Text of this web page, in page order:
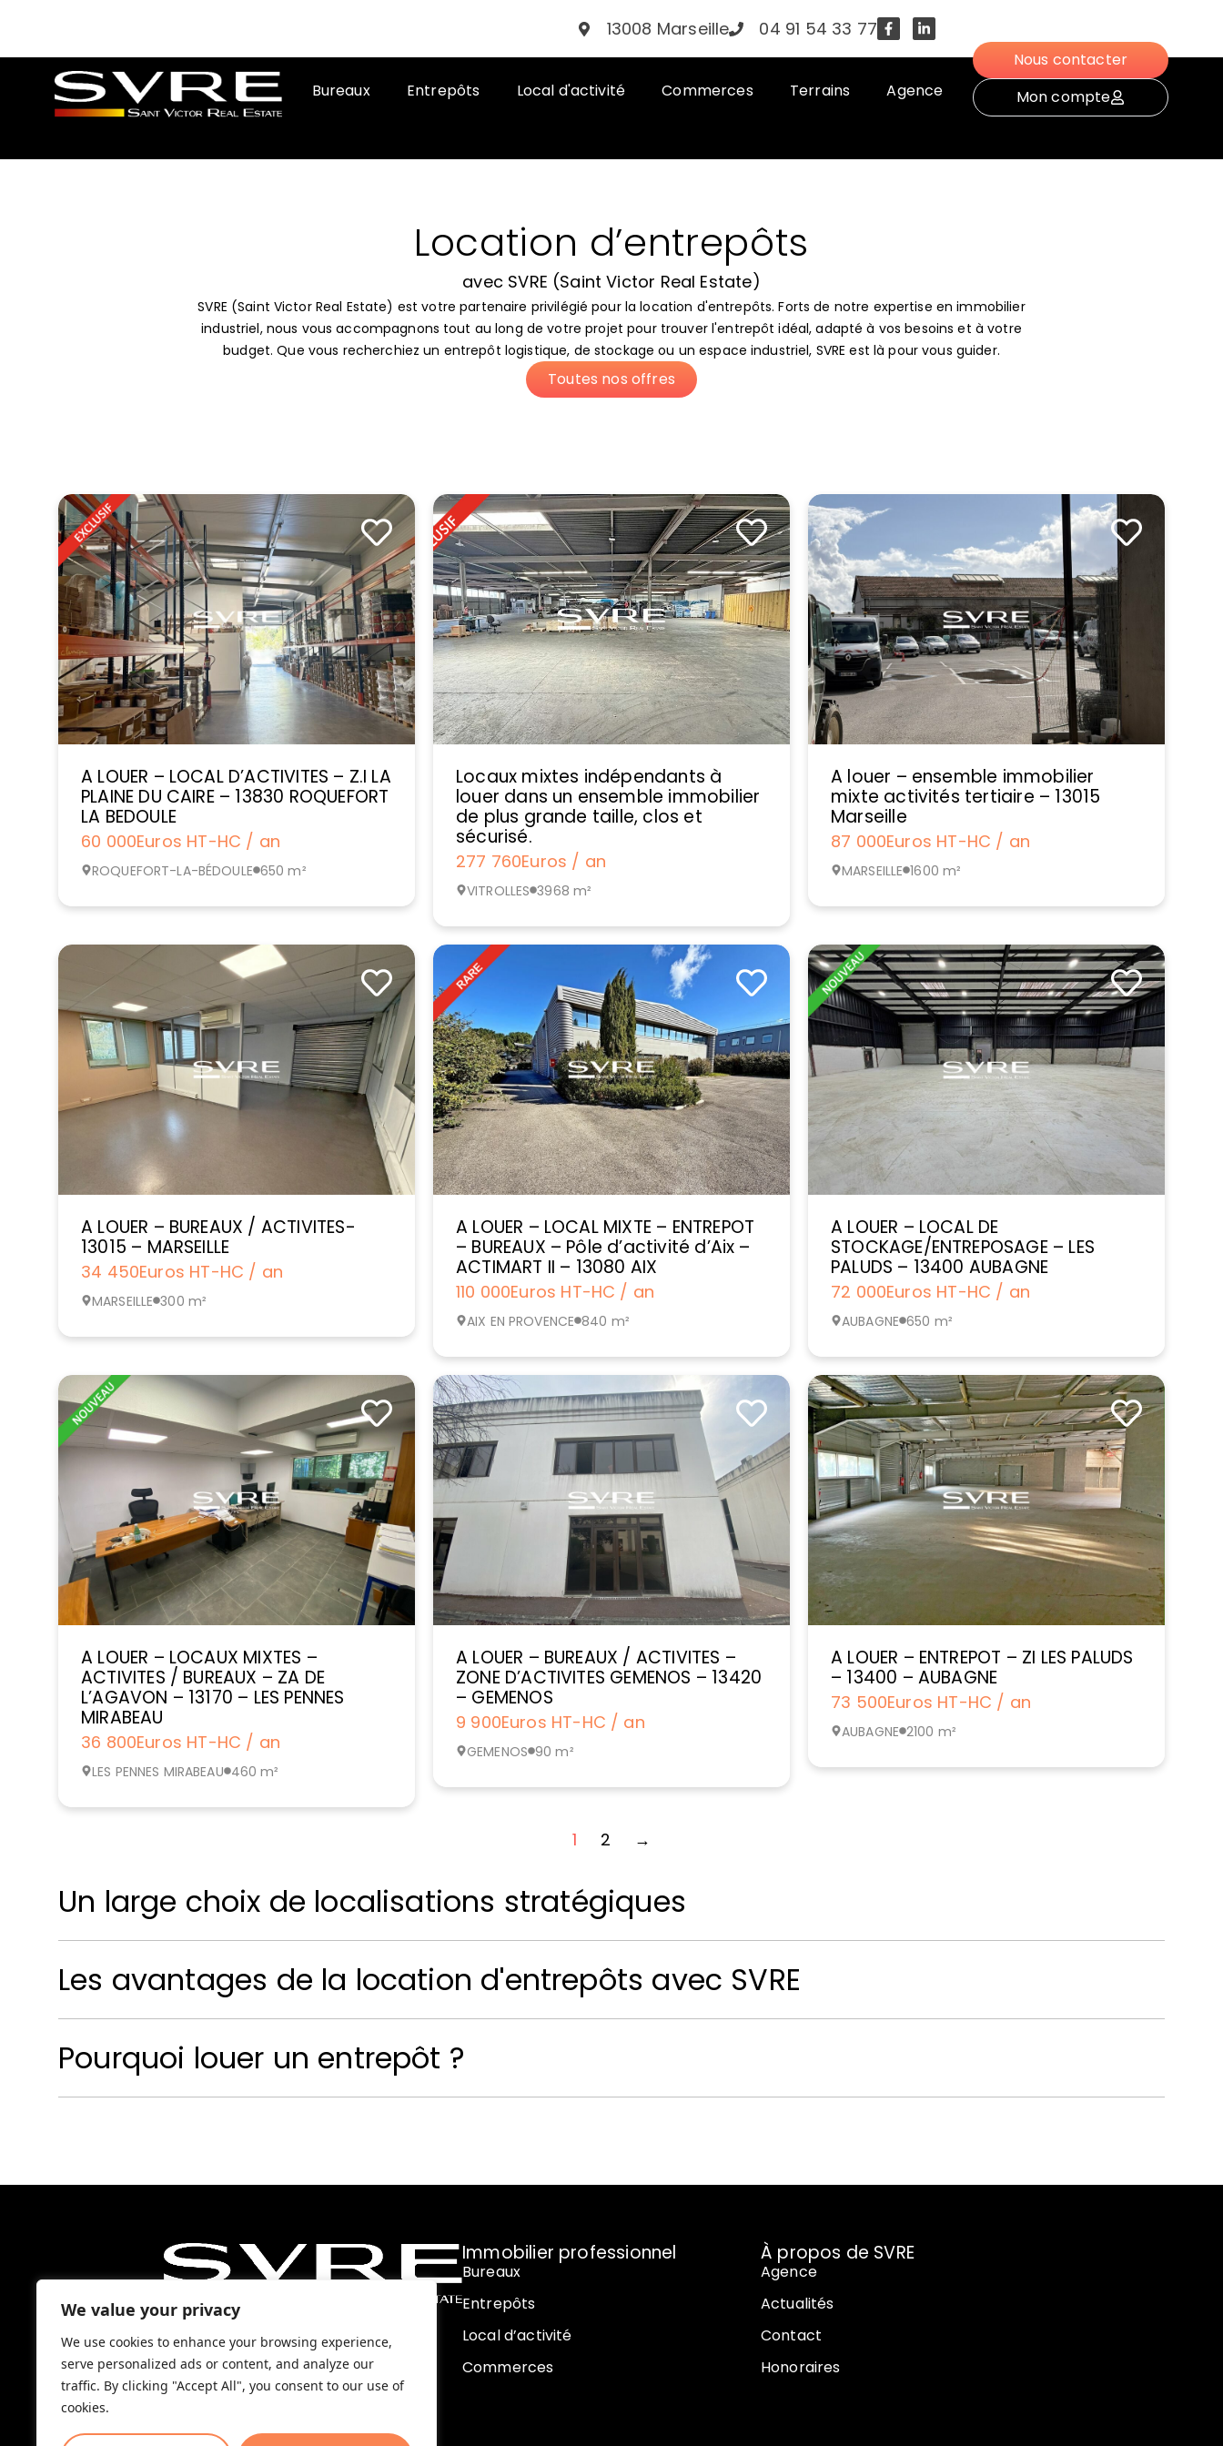
We value your privacy
We use cookies to enhance your browsing experience,
serve personalized ads or content, and analyze our
traffic. By clicking "Accept All", you consent to our use of
cookies.
13008 Marseille 04 91 54 33 77
Bureaux Entrepôts Local d'activité Commerces Terrains Agence
Nous contacter
Mon compte
Location d’entrepôts
avec SVRE (Saint Victor Real Estate)
SVRE (Saint Victor Real Estate) est votre partenaire privilégié pour la location d'entrepôts. Forts de notre expertise en immobilier
industriel, nous vous accompagnons tout au long de votre projet pour trouver l'entrepôt idéal, adapté à vos besoins et à votre
budget. Que vous recherchiez un entrepôt logistique, de stockage ou un espace industriel, SVRE est là pour vous guider.
Toutes nos offres
A LOUER – LOCAL D’ACTIVITES – Z.I LA
PLAINE DU CAIRE – 13830 ROQUEFORT
LA BEDOULE
60 000Euros HT-HC / an
ROQUEFORT-LA-BÉDOULE 650 m²
Locaux mixtes indépendants à
louer dans un ensemble immobilier
de plus grande taille, clos et
sécurisé.
277 760Euros / an
VITROLLES 3968 m²
A louer – ensemble immobilier
mixte activités tertiaire – 13015
Marseille
87 000Euros HT-HC / an
MARSEILLE 1600 m²
A LOUER – BUREAUX / ACTIVITES-
13015 – MARSEILLE
34 450Euros HT-HC / an
MARSEILLE 300 m²
A LOUER – LOCAL MIXTE – ENTREPOT
– BUREAUX – Pôle d’activité d’Aix –
ACTIMART II – 13080 AIX
110 000Euros HT-HC / an
AIX EN PROVENCE 840 m²
A LOUER – LOCAL DE
STOCKAGE/ENTREPOSAGE – LES
PALUDS – 13400 AUBAGNE
72 000Euros HT-HC / an
AUBAGNE 650 m²
A LOUER – LOCAUX MIXTES –
ACTIVITES / BUREAUX – ZA DE
L’AGAVON – 13170 – LES PENNES
MIRABEAU
36 800Euros HT-HC / an
LES PENNES MIRABEAU 460 m²
A LOUER – BUREAUX / ACTIVITES –
ZONE D’ACTIVITES GEMENOS – 13420
– GEMENOS
9 900Euros HT-HC / an
GEMENOS 90 m²
A LOUER – ENTREPOT – ZI LES PALUDS
– 13400 – AUBAGNE
73 500Euros HT-HC / an
AUBAGNE 2100 m²
1 2 →
Un large choix de localisations stratégiques
Les avantages de la location d'entrepôts avec SVRE
Pourquoi louer un entrepôt ?
contact@svre.fr
37 rue Roger Renzo, 13008,
Immobilier professionnel
Bureaux
Entrepôts
Local d’activité
Commerces
À propos de SVRE
Agence
Actualités
Contact
Honoraires